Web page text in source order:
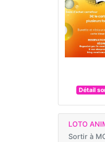
Détail
LOTO
Sortir à